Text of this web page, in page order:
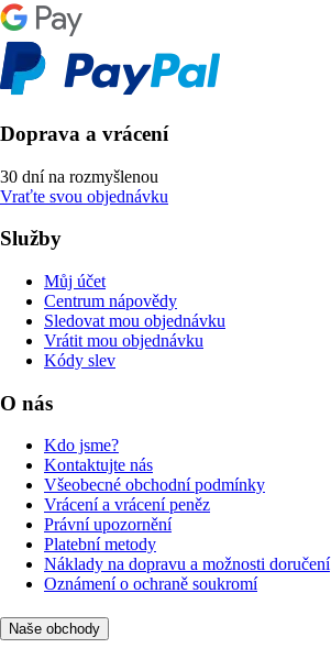
Doprava a vrácení
30 dní na rozmyšlenou
Vraťte svou objednávku
Služby
Můj účet
Centrum nápovědy
Sledovat mou objednávku
Vrátit mou objednávku
Kódy slev
O nás
Kdo jsme?
Kontaktujte nás
Všeobecné obchodní podmínky
Vrácení a vrácení peněz
Právní upozornění
Platební metody
Náklady na dopravu a možnosti doručení
Oznámení o ochraně soukromí
Naše obchody